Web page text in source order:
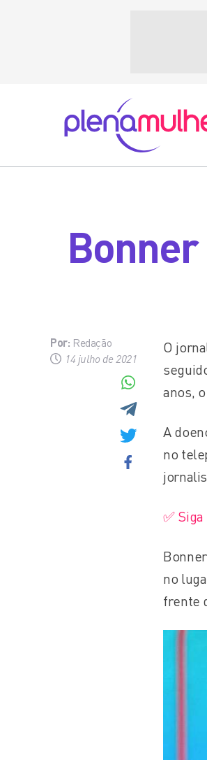
Por: Redação
14 julho de 2021
O
anos,
A
no
✅
no
frente